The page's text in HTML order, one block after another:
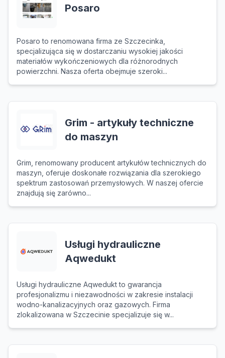
Posaro
Posaro to renomowana firma ze Szczecinka,
specjalizująca się w dostarczaniu wysokiej jakości
materiałów wykończeniowych dla różnorodnych
powierzchni. Nasza oferta obejmuje szeroki...
Grim - artykuły techniczne
do maszyn
Grim, renomowany producent artykułów technicznych do
maszyn, oferuje doskonałe rozwiązania dla szerokiego
spektrum zastosowań przemysłowych. W naszej ofercie
znajdują się zarówno...
Usługi hydrauliczne
Aqwedukt
Usługi hydrauliczne Aqwedukt to gwarancja
profesjonalizmu i niezawodności w zakresie instalacji
wodno-kanalizacyjnych oraz gazowych. Firma
zlokalizowana w Szczecinie specjalizuje się w...